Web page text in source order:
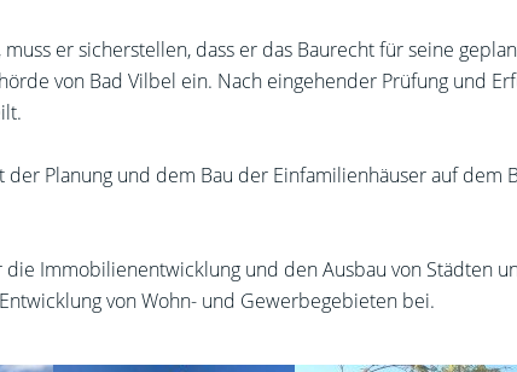
er sicherstellen, dass er das Baurecht für seine
von Bad Vilbel ein. Nach eingehender Prüfung und
Planung und dem Bau der Einfamilienhäuser auf dem
Immobilienentwicklung und den Ausbau von Städten
von Wohn- und Gewerbegebieten bei.